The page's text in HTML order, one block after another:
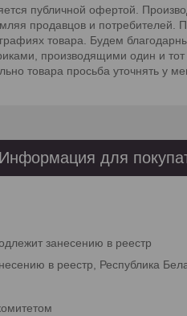
публичной офертой.
продавцов и
товара. Будем
производящими один и тот
товара просьба уточнять у
Информация для
занесению в реестр
в реестр, Республика